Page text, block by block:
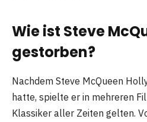
Wie ist Steve
gestorben?
Nachdem Steve McQueen
hatte, spielte er in mehreren
Klassiker aller Zeiten gelten.